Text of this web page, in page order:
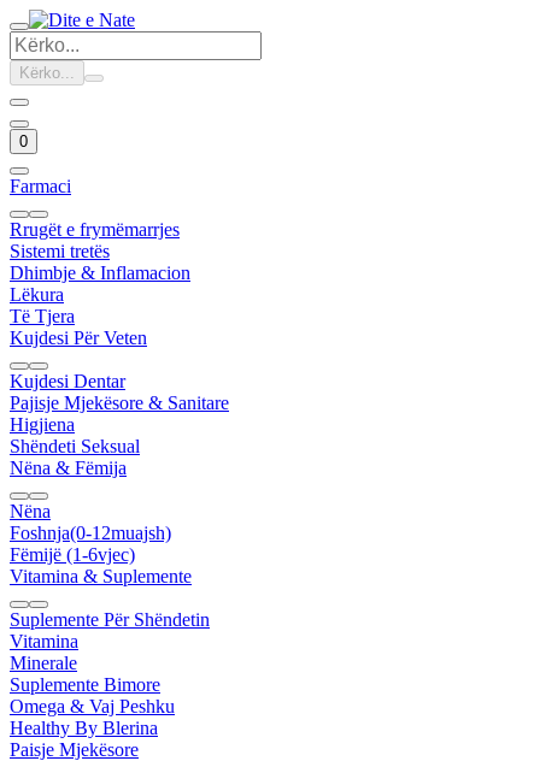
Kërko...
0
Farmaci
Rrugët e frymëmarrjes
Sistemi tretës
Dhimbje & Inflamacion
Lëkura
Të Tjera
Kujdesi Për Veten
Kujdesi Dentar
Pajisje Mjekësore & Sanitare
Higjiena
Shëndeti Seksual
Nëna & Fëmija
Nëna
Foshnja(0-12muajsh)
Fëmijë (1-6vjec)
Vitamina & Suplemente
Suplemente Për Shëndetin
Vitamina
Minerale
Suplemente Bimore
Omega & Vaj Peshku
Healthy By Blerina
Paisje Mjekësore